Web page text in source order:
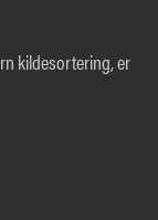
kildesortering, er